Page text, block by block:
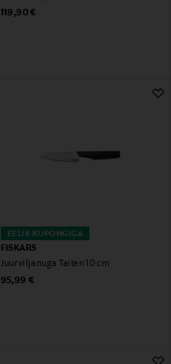
Original Price
119,90 €
EELIS KUPONGIGA
FISKARS
Juurviljanuga Taiten 10 cm
Original Price
95,99 €